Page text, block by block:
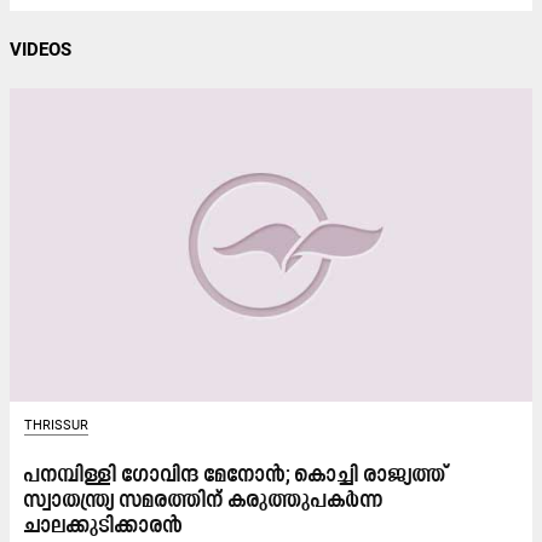
VIDEOS
THRISSUR
പ​ന​മ്പി​ള്ളി ഗോ​വി​ന്ദ മേ​നോ​ൻ; കൊച്ചി രാജ്യത്ത്
സ്വാതന്ത്ര്യ സമരത്തിന് കരുത്തുപകർന്ന
ചാലക്കുടിക്കാരൻ